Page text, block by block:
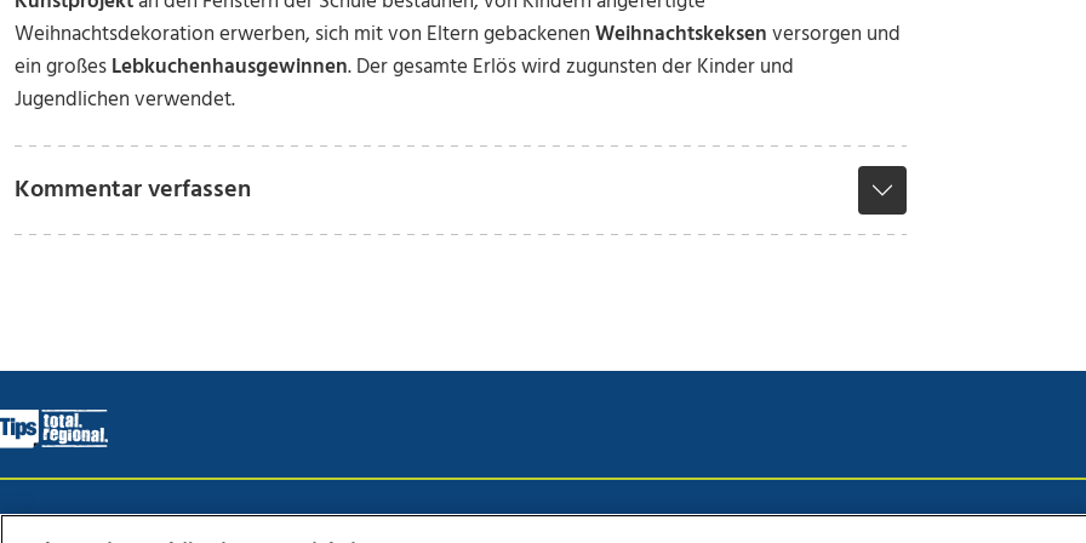
Weihnachtsdekoration erwerben, sich mit von Eltern gebackenenWeihnachtskeksenversorgen und
ein großesLebkuchenhausgewinnen. Der gesamte Erlös wird zugunsten der Kinder und
Jugendlichen verwendet.
Kommentar verfassen